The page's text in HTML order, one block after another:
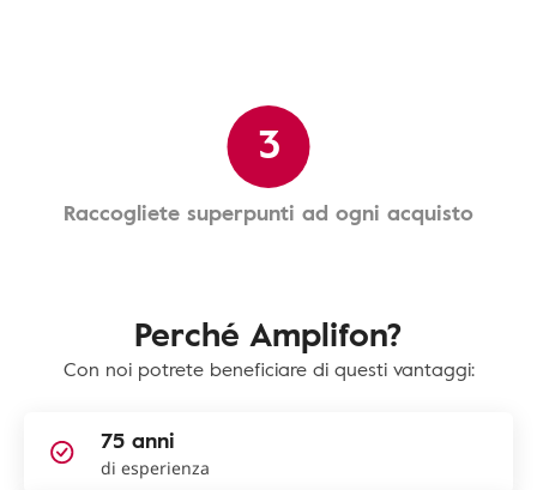
3
Raccogliete superpunti ad ogni acquisto
Perché Amplifon?
Con noi potrete beneficiare di questi vantaggi:
75 anni
di esperienza